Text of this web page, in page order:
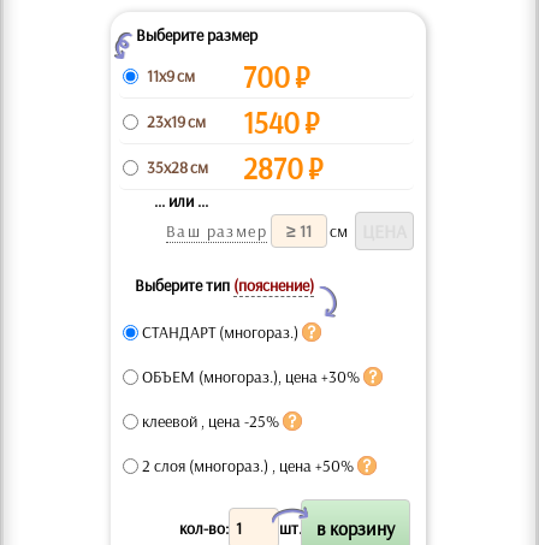
ZВыберите размер
11x9 см
700₽
23x19 см 1540₽
35x28 см 2870₽
... или ...
Ваш размер
см
Выберите тип (пояснение)
Y
СТАНДАРТ (многораз.)
ОБЪЕМ (многораз.), цена +30%
клеевой , цена -25%
2 слоя (многораз.) , цена +50%
кол-во: шт.
X